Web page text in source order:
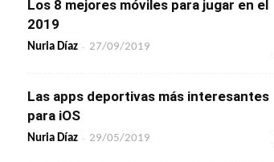
Los 8 mejores móviles para jugar en el
2019
Nuria Díaz - 27/09/2019
Las apps deportivas más interesantes
para iOS
Nuria Díaz - 29/05/2019